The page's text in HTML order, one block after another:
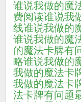
谁说我做的魔
费阅读谁说我
线谁说我做的
谁说我做的魔
的魔法卡牌有
略谁说我做的
我做的魔法卡
我做的魔法卡
法卡牌有问题